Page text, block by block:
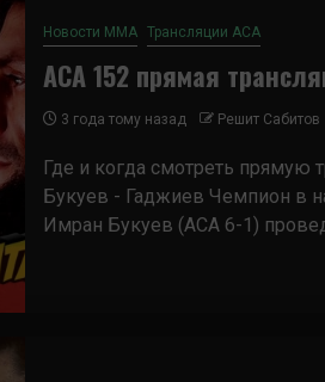
Новости ММА Трансляции ACA
ACA 152 прямая
3 года тому назад Решит Сабитов
Где и когда смотреть прямую
Букуев - Гаджиев Чемпион в
Имран Букуев (ACA 6-1)